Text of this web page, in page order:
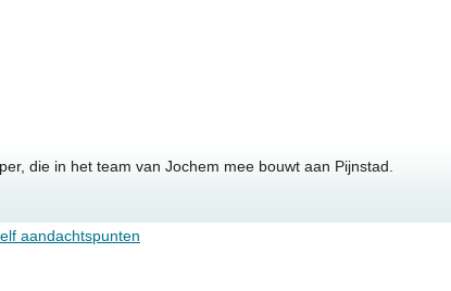
die in het team van Jochem mee bouwt aan Pijnstad.